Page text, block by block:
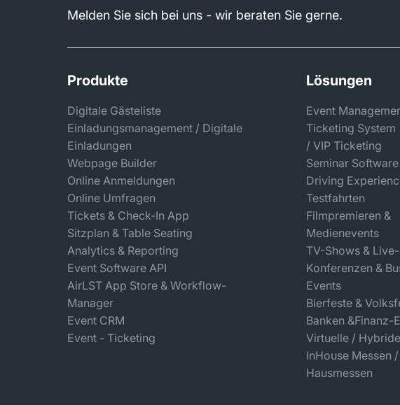
Melden Sie sich bei uns - wir beraten Sie gerne.
Produkte
Digitale Gästeliste
Einladungsmanagement / Digitale
Einladungen
Webpage Builder
Online Anmeldungen
Online Umfragen
Tickets & Check-In App
Sitzplan & Table Seating
Analytics & Reporting
Event Software API
AirLST App Store & Workflow-
Manager
Event CRM
Event - Ticketing
Lösungen
Event
Ticketing System
/ VIP Ticketing
Seminar Software
Driving
Testfahrten
Filmpremieren &
Medienevents
TV-Shows &
Konferenzen &
Events
Bierfeste &
Banken &Finanz-
Virtuelle /
InHouse Messen /
Hausmessen